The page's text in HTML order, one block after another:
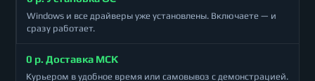
Windows и все драйверы уже установлены. Включаете — и
сразу работает.
0 р. Доставка МСК
Курьером в удобное время или самовывоз с демонстрацией.